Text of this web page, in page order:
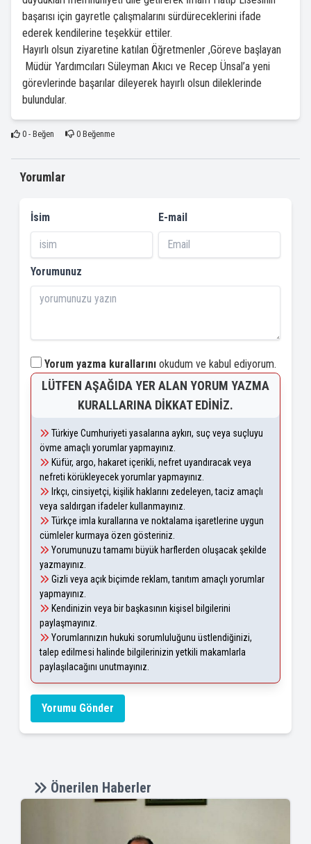
başarısı için gayretle çalışmalarını sürdüreceklerini ifade
ederek kendilerine teşekkür ettiler.
Hayırlı olsun ziyaretine katılan Öğretmenler ,Göreve başlayan
Müdür Yardımcıları Süleyman Akıcı ve Recep Ünsal’a yeni
görevlerinde başarılar dileyerek hayırlı olsun dileklerinde
bulundular.
0- Beğen 0Beğenme
Yorumlar
İsim E-mail
Yorumunuz
Yorum yazma kurallarını okudum ve kabul ediyorum.
LÜTFEN AŞAĞIDA YER ALAN YORUM YAZMA
KURALLARINA DIKKAT EDINIZ.
Türkiye Cumhuriyeti yasalarına aykırı, suç veya suçluyu
övme amaçlı yorumlar yapmayınız.
Küfür, argo, hakaret içerikli, nefret uyandıracak veya
nefreti körükleyecek yorumlar yapmayınız.
Irkçı, cinsiyetçi, kişilik haklarını zedeleyen, taciz amaçlı
veya saldırgan ifadeler kullanmayınız.
Türkçe imla kurallarına ve noktalama işaretlerine uygun
cümleler kurmaya özen gösteriniz.
Yorumunuzu tamamı büyük harflerden oluşacak şekilde
yazmayınız.
Gizli veya açık biçimde reklam, tanıtım amaçlı yorumlar
yapmayınız.
Kendinizin veya bir başkasının kişisel bilgilerini
paylaşmayınız.
Yorumlarınızın hukuki sorumluluğunu üstlendiğinizi,
talep edilmesi halinde bilgilerinizin yetkili makamlarla
paylaşılacağını unutmayınız.
Yorumu Gönder
Önerilen Haberler